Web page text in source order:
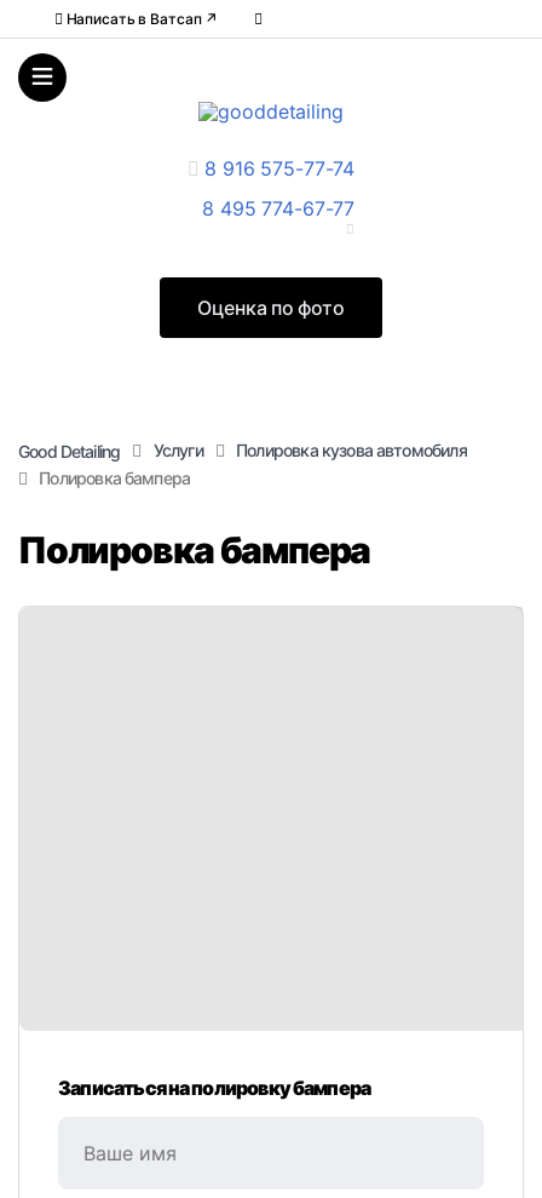
Написать в Ватcап ↗
8 916 575-77-74
8 495 774-67-77
Оценка по фото
Good Detailing Услуги
Полировка кузова автомобиля
Полировка бампера
Полировка бампера
Записаться на полировку бампера